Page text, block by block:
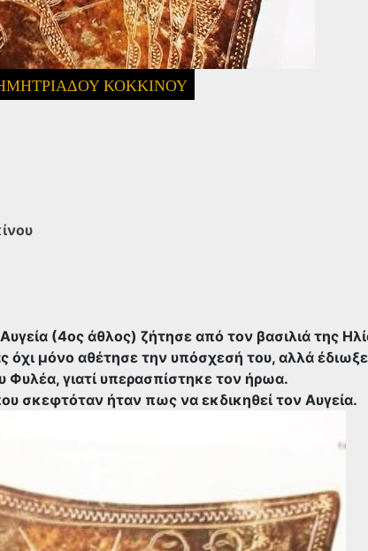
ΚΟΚΚΊΝΟΥ
(4ος άθλος) ζήτησε από τον βασιλιά της
όχι μόνο αθέτησε την υπόσχεσή του, αλλά
Φυλέα, γιατί υπερασπίστηκε τον ήρωα.
σκεφτόταν ήταν πως να εκδικηθεί τον Αυγεία.